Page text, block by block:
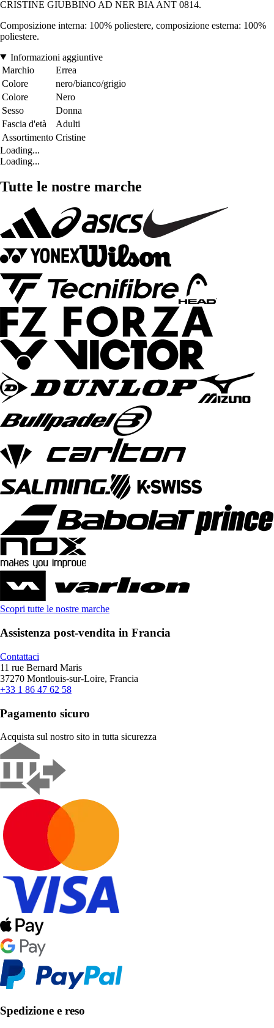
CRISTINE GIUBBINO AD NER BIA ANT 0814.
Composizione interna: 100% poliestere, composizione esterna: 100%
poliestere.
Informazioni aggiuntive
Marchio
Errea
Colore
nero/bianco/grigio
Colore
Nero
Sesso
Donna
Fascia d'età
Adulti
Assortimento Cristine
Loading...
Loading...
Tutte le nostre marche
Scopri tutte le nostre marche
Assistenza post-vendita in Francia
Contattaci
11 rue Bernard Maris
37270 Montlouis-sur-Loire, Francia
+33 1 86 47 62 58
Pagamento sicuro
Acquista sul nostro sito in tutta sicurezza
Spedizione e reso